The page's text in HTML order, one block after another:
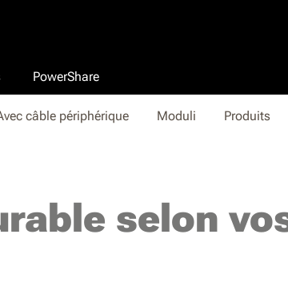
PowerShare
câble périphérique Moduli Produits
selon